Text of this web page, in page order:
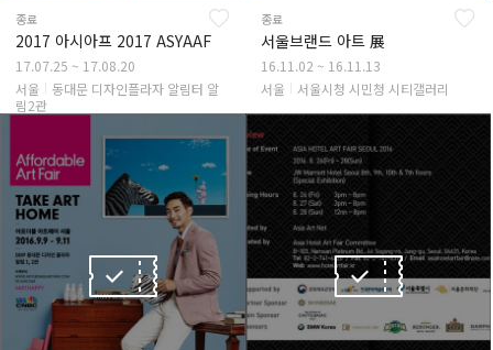
종료
2017 아시아프 2017 ASYAAF
17.07.25 ~ 17.08.20
서울
동대문 디자인플라자 알림터 알
림2관
종료
서울브랜드 아트 展
16.11.02 ~ 16.11.13
서울
서울시청 시민청 시티갤러리